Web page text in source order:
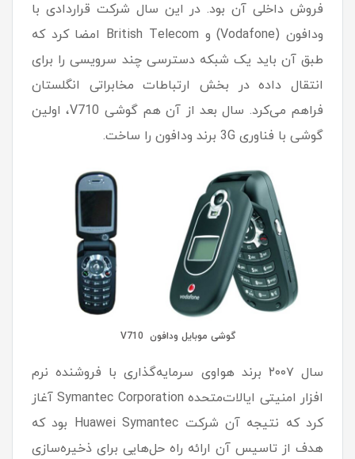
فروش داخلی آن بود. در این سال شرکت قراردادی با
ودافون (Vodafone) و British Telecom امضا کرد که
طبق آن باید یک شبکه دسترسی چند سرویسی را برای
انتقال داده در بخش ارتباطات مخابراتی انگلستان
فراهم می‌کرد. سال بعد از آن هم گوشی V710، اولین
گوشی با فناوری 3G برند ودافون را ساخت.
گوشی موبایل ودافون V710
سال ۲۰۰۷ برند هواوی سرمایه‌گذاری با فروشنده نرم
افزار امنیتی ایالات‌متحده Symantec Corporation آغاز
کرد که نتیجه آن شرکت Huawei Symantec بود که
هدف از تاسیس آن ارائه راه حل‌هایی برای ذخیره‌سازی